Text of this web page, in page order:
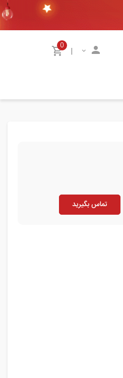
|
0
تماس بگیرید